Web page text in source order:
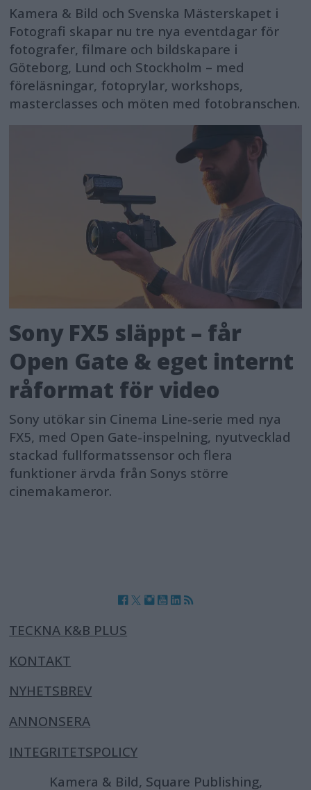
Kamera & Bild och Svenska Mästerskapet i
Fotografi skapar nu tre nya eventdagar för
fotografer, filmare och bildskapare i
Göteborg, Lund och Stockholm – med
föreläsningar, fotoprylar, workshops,
masterclasses och möten med fotobranschen.
Sony FX5 släppt – får
Open Gate & eget internt
råformat för video
Sony utökar sin Cinema Line-serie med nya
FX5, med Open Gate-inspelning, nyutvecklad
stackad fullformatssensor och flera
funktioner ärvda från Sonys större
cinemakameror.
TECKNA K&B PLUS
KONTAKT
NYHETSBREV
ANNONSERA
INTEGRITETSPOLICY
Kamera & Bild, Square Publishing,